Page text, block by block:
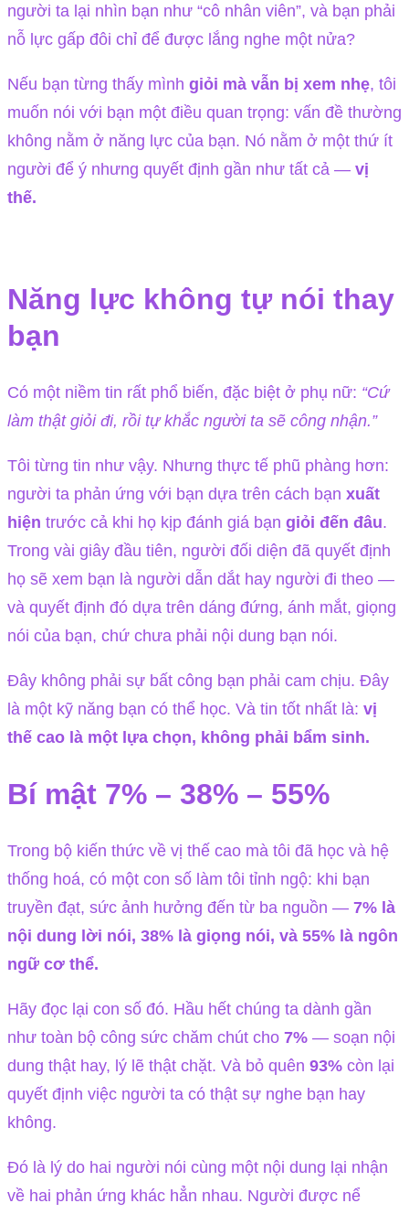
người ta lại nhìn bạn như “cô nhân viên”, và bạn phải
nỗ lực gấp đôi chỉ để được lắng nghe một nửa?
Nếu bạn từng thấy mình giỏi mà vẫn bị xem nhẹ, tôi
muốn nói với bạn một điều quan trọng: vấn đề thường
không nằm ở năng lực của bạn. Nó nằm ở một thứ ít
người để ý nhưng quyết định gần như tất cả — vị
thế.
Năng lực không tự nói thay
bạn
Có một niềm tin rất phổ biến, đặc biệt ở phụ nữ: “Cứ
làm thật giỏi đi, rồi tự khắc người ta sẽ công nhận.”
Tôi từng tin như vậy. Nhưng thực tế phũ phàng hơn:
người ta phản ứng với bạn dựa trên cách bạn xuất
hiện trước cả khi họ kịp đánh giá bạn giỏi đến đâu.
Trong vài giây đầu tiên, người đối diện đã quyết định
họ sẽ xem bạn là người dẫn dắt hay người đi theo —
và quyết định đó dựa trên dáng đứng, ánh mắt, giọng
nói của bạn, chứ chưa phải nội dung bạn nói.
Đây không phải sự bất công bạn phải cam chịu. Đây
là một kỹ năng bạn có thể học. Và tin tốt nhất là: vị
thế cao là một lựa chọn, không phải bẩm sinh.
Bí mật 7% – 38% – 55%
Trong bộ kiến thức về vị thế cao mà tôi đã học và hệ
thống hoá, có một con số làm tôi tỉnh ngộ: khi bạn
truyền đạt, sức ảnh hưởng đến từ ba nguồn — 7% là
nội dung lời nói, 38% là giọng nói, và 55% là ngôn
ngữ cơ thể.
Hãy đọc lại con số đó. Hầu hết chúng ta dành gần
như toàn bộ công sức chăm chút cho 7% — soạn nội
dung thật hay, lý lẽ thật chặt. Và bỏ quên 93% còn lại
quyết định việc người ta có thật sự nghe bạn hay
không.
Đó là lý do hai người nói cùng một nội dung lại nhận
về hai phản ứng khác hẳn nhau. Người được nể